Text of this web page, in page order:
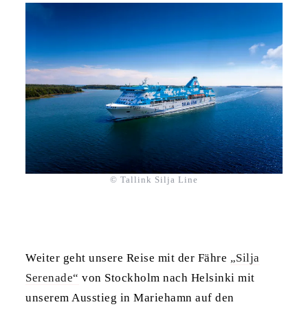
© Tallink Silja Line
Weiter geht unsere Reise mit der Fähre „Silja
Serenade“ von Stockholm nach Helsinki mit
unserem Ausstieg in Mariehamn auf den